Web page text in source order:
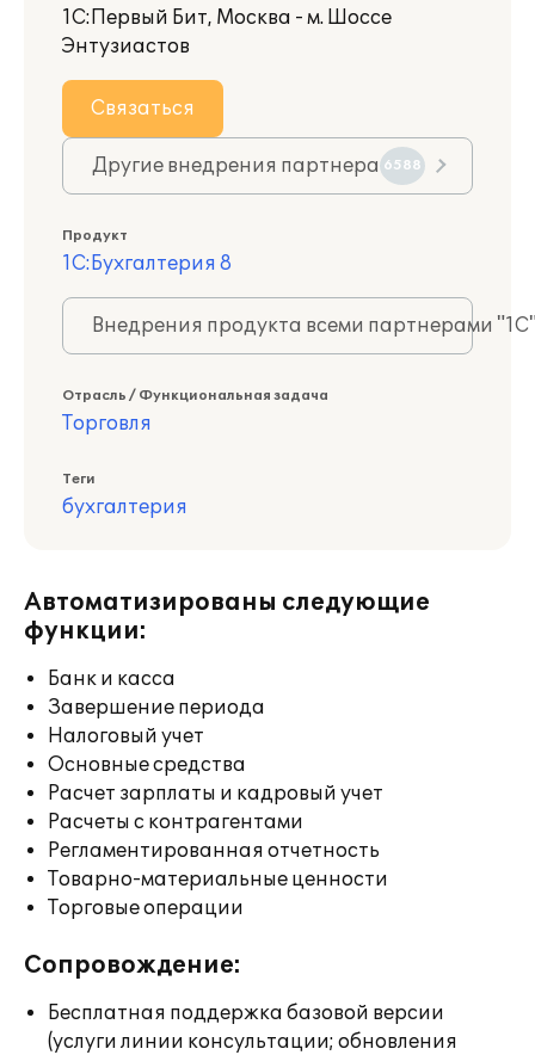
1С:Первый Бит, Москва - м. Шоссе
Энтузиастов
Связаться
Другие внедрения партнера 6588
Продукт
1С:Бухгалтерия 8
Внедрения продукта всеми партнерами
Отрасль / Функциональная задача
Торговля
Теги
бухгалтерия
Автоматизированы следующие
функции:
Банк и касса
Завершение периода
Налоговый учет
Основные средства
Расчет зарплаты и кадровый учет
Расчеты с контрагентами
Регламентированная отчетность
Товарно-материальные ценности
Торговые операции
Сопровождение:
Бесплатная поддержка базовой версии
(услуги линии консультации; обновления